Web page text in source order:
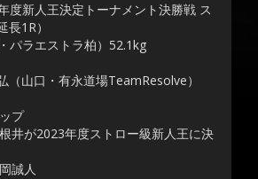
度新人王決定トーナメント決勝戦 ス
長1R）
パラエストラ柏）52.1kg
（山口・有永道場TeamResolve）
プ
井が2023年度ストロー級新人王に決
誠人